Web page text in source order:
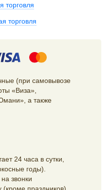
торговля
торговля
(при самовывозе
«Виза»,
а также
24 часа в сутки,
годы).
звонки
(кроме праздников)